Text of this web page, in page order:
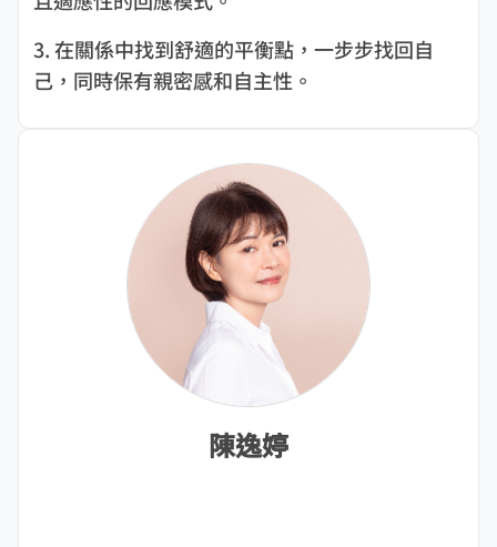
3. 在關係中找到舒適的平衡點，一步步找回自
己，同時保有親密感和自主性。
陳逸婷